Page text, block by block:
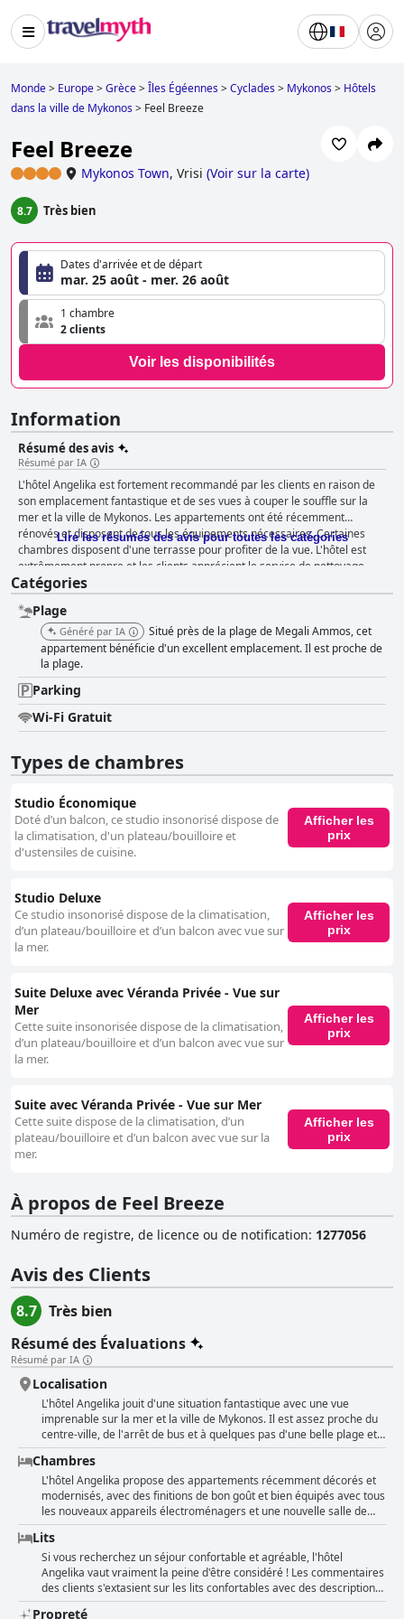
Monde> Europe>Grèce>Îles Égéennes>Cyclades> Mykonos> Hôtels
dans la ville de Mykonos> Feel Breeze
Feel Breeze
Mykonos Town, Vrisi (Voir sur la carte)
8.7 Très bien
Dates d'arrivée et de départ
mar. 25 août - mer. 26 août
1 chambre
2 clients
Voir les disponibilités
Information
Résumé des avis
Résumé par IA
L'hôtel Angelika est fortement recommandé par les clients en raison de
son emplacement fantastique et de ses vues à couper le souffle sur la
mer et la ville de Mykonos. Les appartements ont été récemment
rénovés et disposent de tous les équipements nécessaires. Certaines
chambres disposent d'une terrasse pour profiter de la vue. L'hôtel est
extrêmement propre et les clients apprécient le service de nettoyage
quotidien. Le personnel, notamment la directrice Nora et l'hôtesse
Sophia, est loué pour sa gentillesse et sa serviabilité. Sophia ne ménage
pas ses efforts pour fournir des recommandations et des conseils, y
compris pour aller chercher les clients à l'aéroport. La proximité de la
plage et le parking gratuit pour les voitures et les scooters font de l'hôtel
un excellent choix pour les voyageurs. Les lits sont également décrits
comme confortables et bien entretenus, garantissant aux clients un
séjour agréable. Dans l'ensemble, l'hôtel Angelika offre un excellent
rapport qualité-prix et est fortement recommandé.
Lire les résumés des avis pour toutes les catégories
Catégories
Plage
Généré par IA
Situé près de la plage de Megali Ammos, cet
appartement bénéficie d'un excellent emplacement. Il est proche de
la plage.
Parking
Wi-Fi Gratuit
Types de chambres
Studio Économique
Doté d’un balcon, ce studio insonorisé dispose de
la climatisation, d'un plateau/bouilloire et
d'ustensiles de cuisine.
Afficher les
prix
Studio Deluxe
Ce studio insonorisé dispose de la climatisation,
d’un plateau/bouilloire et d’un balcon avec vue sur
la mer.
Afficher les
prix
Suite Deluxe avec Véranda Privée - Vue sur
Mer
Cette suite insonorisée dispose de la climatisation,
d’un plateau/bouilloire et d’un balcon avec vue sur
la mer.
Afficher les
prix
Suite avec Véranda Privée - Vue sur Mer
Cette suite dispose de la climatisation, d’un
plateau/bouilloire et d’un balcon avec vue sur la
mer.
Afficher les
prix
À propos de Feel Breeze
Numéro de registre, de licence ou de notification: 1277056
Avis des Clients
8.7
Très bien
Résumé des Évaluations
Résumé par IA
Localisation
L'hôtel Angelika jouit d'une situation fantastique avec une vue
imprenable sur la mer et la ville de Mykonos. Il est assez proche du
centre-ville, de l'arrêt de bus et à quelques pas d'une belle plage et
de restaurants. Les appartements sont situés sur une colline,
suffisamment loin des parties pour profiter d'un environnement
calme, mais assez près pour se rendre à pied à toutes les
attractions. L'hôte, Sophie, est très sympathique et serviable et la
propriété est à proximité de tout, y compris de la location d'une
voiture ou d'un quad et de l'épicerie. Les vues depuis le balcon/la
terrasse et tous les appartements sont incroyables et valent
vraiment la montée de la colline. La vue sur le coucher de soleil est
particulièrement spectaculaire. Bien qu'il faille marcher un peu pour
se rendre au centre ville ou à la plage, l'emplacement est considéré
comme idéal et pratique par la plupart des gens.
Chambres
L'hôtel Angelika propose des appartements récemment décorés et
modernisés, avec des finitions de bon goût et bien équipés avec tous
les nouveaux appareils électroménagers et une nouvelle salle de
bains. Les clients peuvent profiter d'une vue à couper le souffle sur
la mer et la ville depuis le sommet de la colline, certaines chambres
disposant d'une terrasse pour admirer la vue. Les chambres sont
très propres et abordables, avec des espaces douillets et
confortables. Bien que certaines chambres soient petites, elles sont
suffisantes pour des séjours de courte durée et disposent de tous
Lits
Si vous recherchez un séjour confortable et agréable, l'hôtel
Angelika vaut vraiment la peine d'être considéré ! Les commentaires
des clients s'extasient sur les lits confortables avec des descriptions
telles que "assez confortable", "très très confortable" et "bon
Propreté